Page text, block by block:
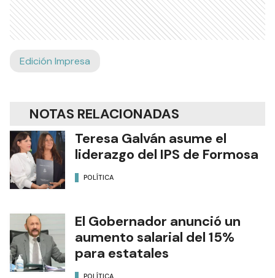
Edición Impresa
NOTAS RELACIONADAS
Teresa Galván asume el
liderazgo del IPS de Formosa
POLÍTICA
El Gobernador anunció un
aumento salarial del 15%
para estatales
POLÍTICA